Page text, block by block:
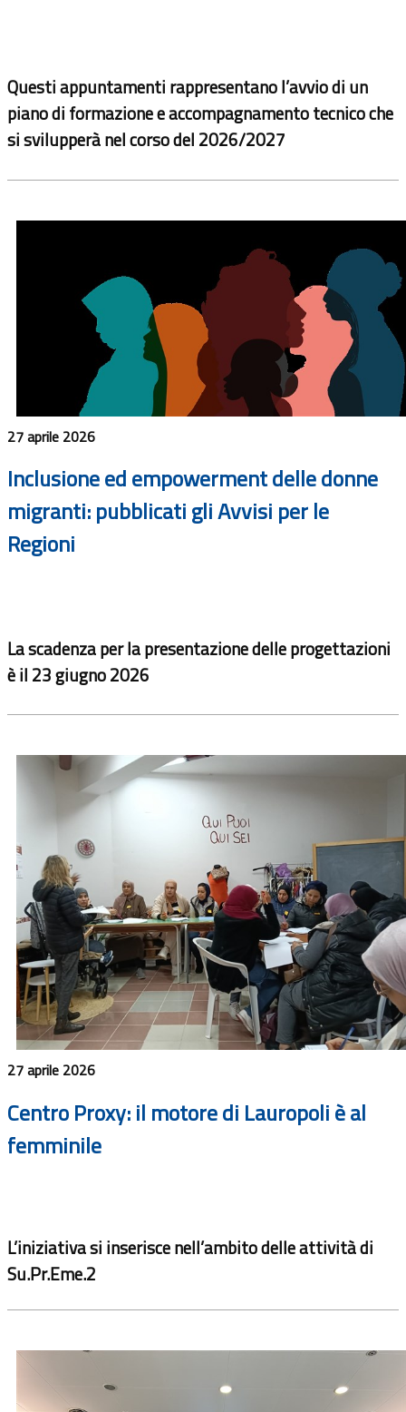
Questi appuntamenti rappresentano l’avvio di un
piano di formazione e accompagnamento tecnico che
si svilupperà nel corso del 2026/2027
27 aprile 2026
Inclusione ed empowerment delle donne
migranti: pubblicati gli Avvisi per le
Regioni
La scadenza per la presentazione delle progettazioni
è il 23 giugno 2026
27 aprile 2026
Centro Proxy: il motore di Lauropoli è al
femminile
L’iniziativa si inserisce nell’ambito delle attività di
Su.Pr.Eme.2